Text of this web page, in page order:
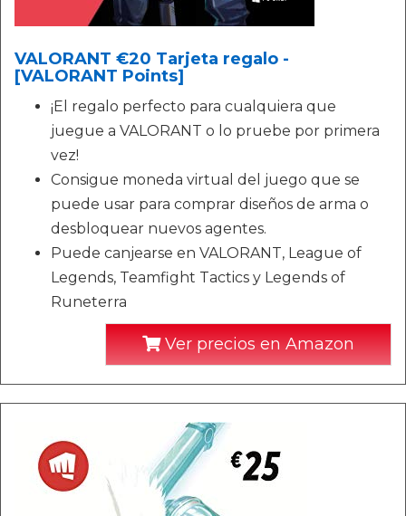
VALORANT €20 Tarjeta regalo -
[VALORANT Points]
¡El regalo perfecto para cualquiera que
juegue a VALORANT o lo pruebe por primera
vez!
Consigue moneda virtual del juego que se
puede usar para comprar diseños de arma o
desbloquear nuevos agentes.
Puede canjearse en VALORANT, League of
Legends, Teamfight Tactics y Legends of
Runeterra
Ver precios en Amazon